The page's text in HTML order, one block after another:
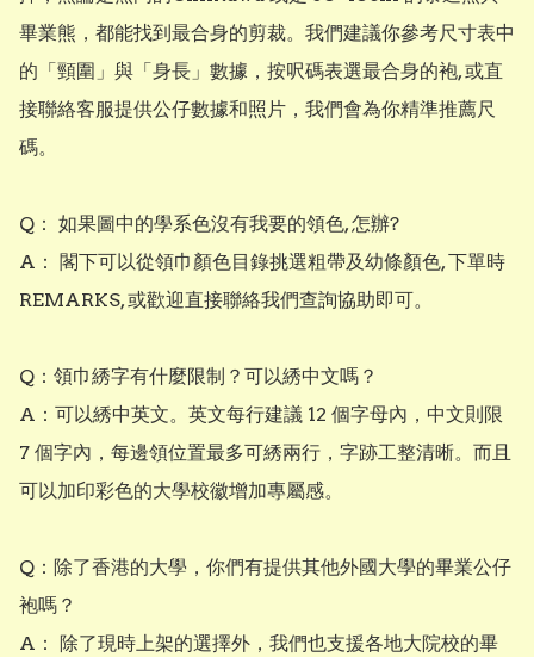
畢業熊，都能找到最合身的剪裁。我們建議你參考尺寸表中
的「頸圍」與「身長」數據，按呎碼表選最合身的袍, 或直
接聯絡客服提供公仔數據和照片，我們會為你精準推薦尺
碼。
Q： 如果圖中的學系色沒有我要的領色, 怎辦?
A： 閣下可以從領巾顏色目錄挑選粗帶及幼條顏色, 下單時
REMARKS, 或歡迎直接聯絡我們查詢協助即可。
Q：領巾綉字有什麼限制？可以綉中文嗎？
A：可以綉中英文。英文每行建議 12 個字母內，中文則限
7 個字內，每邊領位置最多可綉兩行，字跡工整清晰。而且
可以加印彩色的大學校徽增加專屬感。
Q：除了香港的大學，你們有提供其他外國大學的畢業公仔
袍嗎？
A： 除了現時上架的選擇外，我們也支援各地大院校的畢